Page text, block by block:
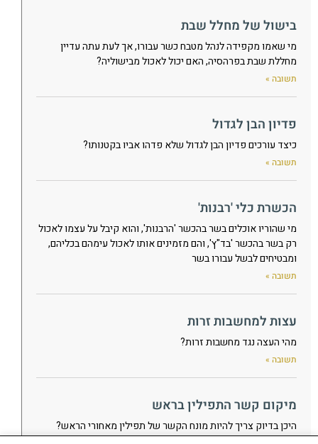
בישול של מחלל שבת
מי שאמו מקפידה לנהל מטבח כשר עבורו, אך לעת עתה עדיין
מחללת שבת בפרהסיה, האם יכול לאכול מבישוליה?
תשובה »
פדיון הבן לגדול
כיצד עורכים פדיון הבן לגדול שלא פדהו אביו בקטנותו?
תשובה »
הכשרת כלי 'רבנות'
מי שהוריו אוכלים בשר בהכשר 'הרבנות', והוא קיבל על עצמו לאכול
רק בשר בהכשר 'בד"ץ', והם מזמינים אותו לאכול עימהם בכליהם,
ומבטיחים לבשל עבורו בשר
תשובה »
עצות למחשבות זרות
מהי העצה נגד מחשבות זרות?
תשובה »
מיקום קשר התפילין בראש
היכן בדיוק צריך להיות מונח הקשר של תפילין מאחורי הראש?